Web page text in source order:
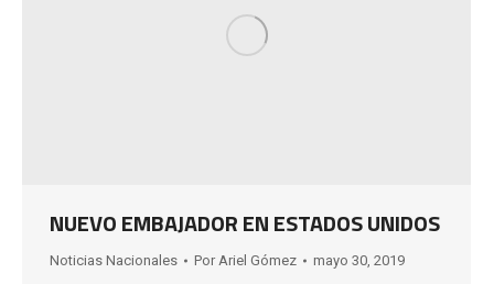
NUEVO EMBAJADOR EN ESTADOS UNIDOS
Noticias Nacionales Por Ariel Gómez mayo 30, 2019